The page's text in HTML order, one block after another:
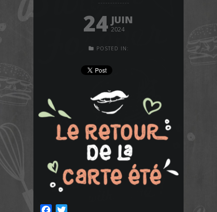
24 JUIN
2024
POSTED IN: